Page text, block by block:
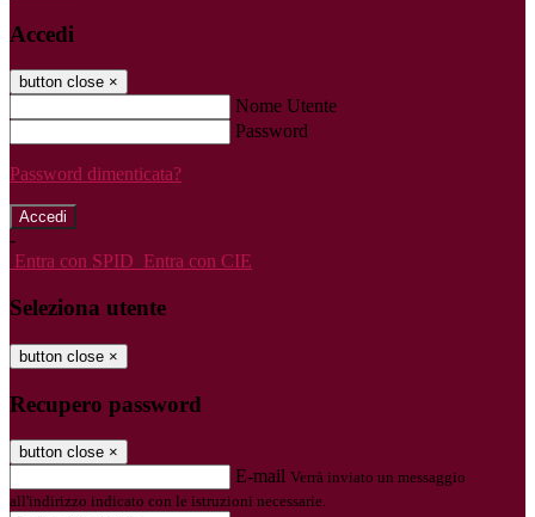
Accedi
button close ×
Nome Utente
Password
Password dimenticata?
-
Entra con SPID Entra con CIE
Seleziona utente
button close ×
Recupero password
button close ×
E-mail Verrà inviato un messaggio
all'indirizzo indicato con le istruzioni necessarie.